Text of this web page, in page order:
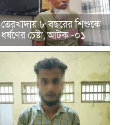
তেরখাদায় ৮ বছরের শিশুকে
ধর্ষণের চেষ্টা, আটক -০১